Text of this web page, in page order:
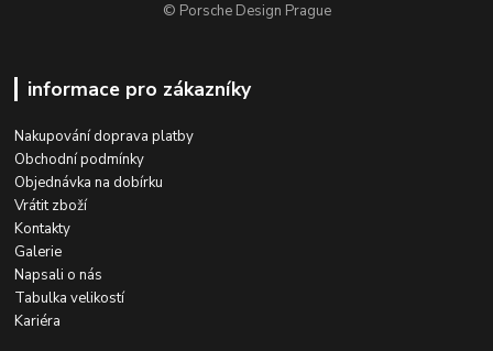
© Porsche Design Prague
informace pro zákazníky
Nakupování doprava platby
Obchodní podmínky
Objednávka na dobírku
Vrátit zboží
Kontakty
Galerie
Napsali o nás
Tabulka velikostí
Kariéra